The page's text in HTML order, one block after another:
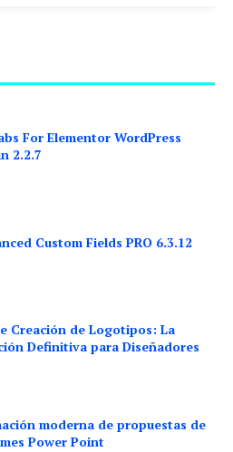
For Elementor WordPress
2.2.7
Custom Fields PRO 6.3.12
Creación de Logotipos: La
Definitiva para Diseñadores
moderna de propuestas de
Power Point